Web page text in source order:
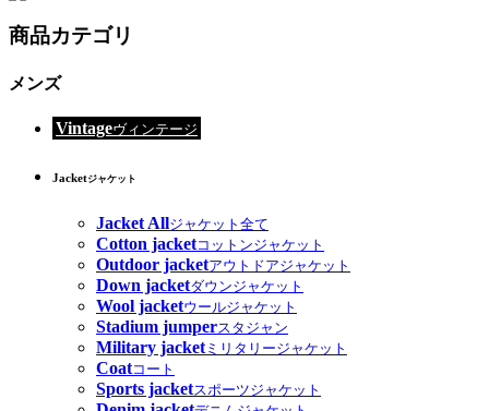
商品カテゴリ
メンズ
Vintageヴィンテージ
Jacketジャケット
Jacket Allジャケット全て
Cotton jacketコットンジャケット
Outdoor jacketアウトドアジャケット
Down jacketダウンジャケット
Wool jacketウールジャケット
Stadium jumperスタジャン
Military jacketミリタリージャケット
Coatコート
Sports jacketスポーツジャケット